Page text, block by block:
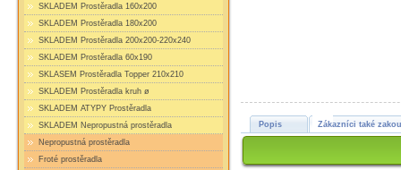
SKLADEM Prostěradla 160x200
SKLADEM Prostěradla 180x200
SKLADEM Prostěradla 200x200-220x240
SKLADEM Prostěradla 60x190
SKLASEM Prostěradla Topper 210x210
SKLADEM Prostěradla kruh ø
SKLADEM ATYPY Prostěradla
SKLADEM Nepropustná prostěradla
Nepropustná prostěradla
Froté prostěradla
Popis Zákazníci také